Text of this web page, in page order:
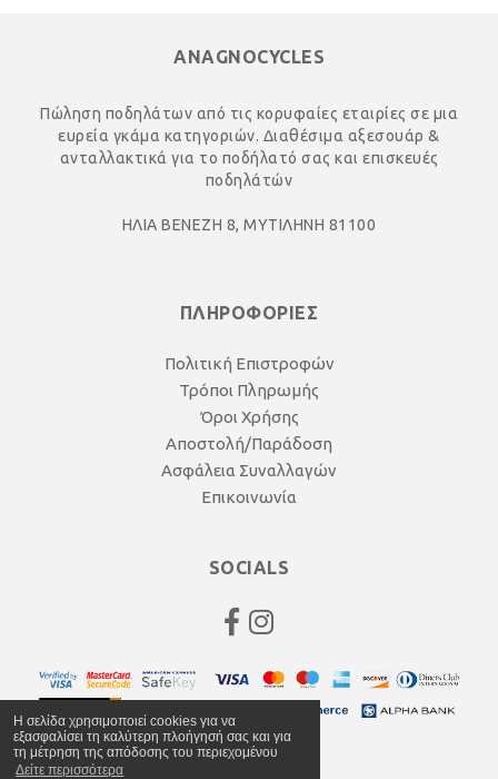
Η σελίδα χρησιμοποιεί cookies για να
εξασφαλίσει τη καλύτερη πλοήγησή σας και για
τη μέτρηση της απόδοσης του περιεχομένου
Δείτε περισσότερα
ANAGNOCYCLES
Πώληση ποδηλάτων από τις κορυφαίες εταιρίες σε μια
ευρεία γκάμα κατηγοριών. Διαθέσιμα αξεσουάρ &
ανταλλακτικά για το ποδήλατό σας και επισκευές
ποδηλάτών
ΗΛΙΑ ΒΕΝΕΖΗ 8, ΜΥΤΙΛΗΝΗ 81100
ΠΛΗΡΟΦΟΡΙΕΣ
Πολιτική Επιστροφών
Τρόποι Πληρωμής
Όροι Χρήσης
Αποστολή/Παράδοση
Ασφάλεια Συναλλαγών
Επικοινωνία
SOCIALS